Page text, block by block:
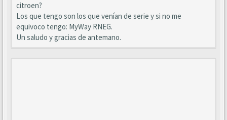
citroen?
Los que tengo son los que venían de serie y si no me
equivoco tengo: MyWay RNEG.
Un saludo y gracias de antemano.